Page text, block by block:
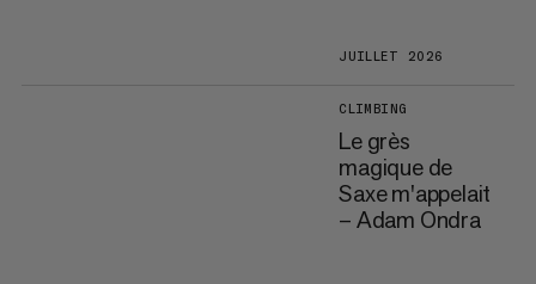
JUILLET 2026
CLIMBING
Le grès
magique de
Saxe m'appelait
– Adam Ondra